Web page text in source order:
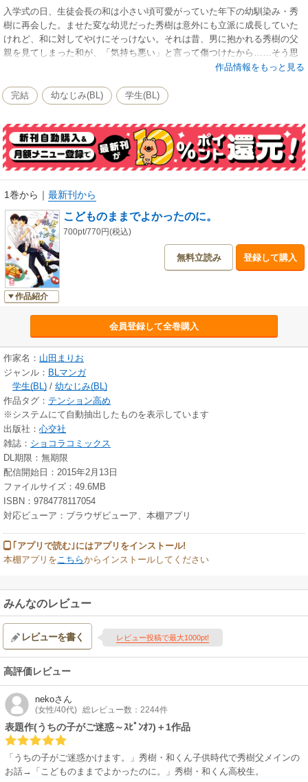
入学式の日、生徒会長の和は小さい頃可愛がっていた年下の幼馴染み・秀
樹に再会した。ませた変な幼児だった秀樹は意外にも立派に成長していた
けれど、和に対してやけにそっけない。それは昔、男に抱かれる秀樹の父
親を見てしまった和が、「気持ち悪い」と言って傷つけたから……そう思
っていた和は、知らなかった。実はその時、幼い秀樹がどさくさに紛れて
は、しつけ不能のバカ犬となって和にまとわりつきはじめ……!?
作品情報をもっと見る
完結 幼なじみ(BL) 学生(BL)
1巻から ｜ 最新刊から
作品紹介
こどものままでよかったのに。
700pt/770円(税込)
無料立読み 登録して購入
会員登録して全巻購入
作家名： 山田まりお
ジャンル： BLマンガ
学生(BL) / 幼なじみ(BL)
作品タグ： テンション高め
※システムにて自動抽出したものを表示しています
出版社： 心交社
雑誌： ショコラコミックス
DL期限：無期限
配信開始日：2015年2月13日
ファイルサイズ：49.6MB
ISBN：9784778117054
対応ビューア：ブラウザビューア、本棚アプリ
｢アプリで読む｣にはアプリをインストール!
本棚アプリをこちらからインストールしてください
みんなのレビュー
レビューを書く レビュー投稿で最大1000pt!
高評価レビュー
nekoさん
(女性/40代) 総レビュー数：2244件
表題作(うちの子がご迷惑～ｽﾋﾟﾝｵﾌ)＋1作品
「うちの子がご迷惑かけます。」秀樹・和くん子供時代で秀樹父メインの
お話→「こどものままでよかったのに。」秀樹・和くん高校生。